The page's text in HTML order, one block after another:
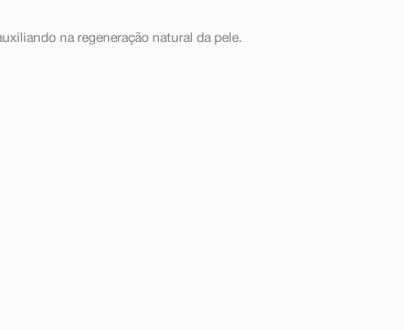
na regeneração natural da pele.